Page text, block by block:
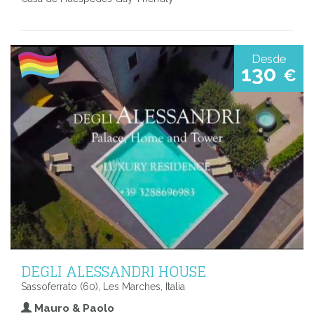
Desde
130 €
DEGLI ALESSANDRI HOUSE
Sassoferrato (60), Les Marches, Italia
Mauro & Paolo